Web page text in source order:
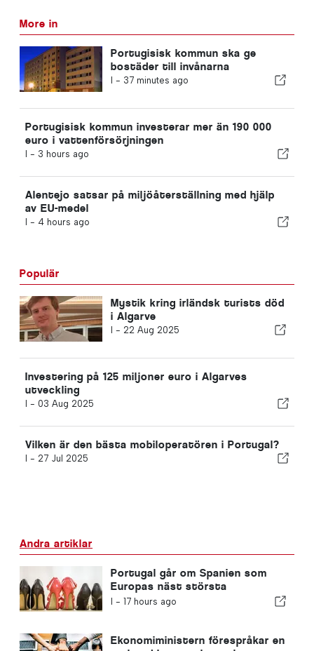
More in
Portugisisk kommun ska ge
bostäder till invånarna
I - 37 minutes ago
Portugisisk kommun investerar mer än 190 000
euro i vattenförsörjningen
I - 3 hours ago
Alentejo satsar på miljöåterställning med hjälp
av EU-medel
I - 4 hours ago
Populär
Mystik kring irländsk turists död
i Algarve
I - 22 Aug 2025
Investering på 125 miljoner euro i Algarves
utveckling
I - 03 Aug 2025
Vilken är den bästa mobiloperatören i Portugal?
I - 27 Jul 2025
Andra artiklar
Portugal går om Spanien som
Europas näst största
skotillverkare
I - 17 hours ago
Ekonomiministern förespråkar en